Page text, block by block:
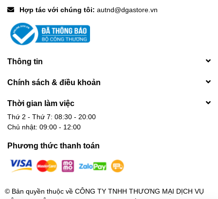
Hợp tác với chúng tôi: autnd@dgastore.vn
Thông tin
Chính sách & điều khoản
Thời gian làm việc
Thứ 2 - Thứ 7: 08:30 - 20:00
Chủ nhật: 09:00 - 12:00
Phương thức thanh toán
© Bản quyền thuộc về CÔNG TY TNHH THƯƠNG MẠI DỊCH VỤ